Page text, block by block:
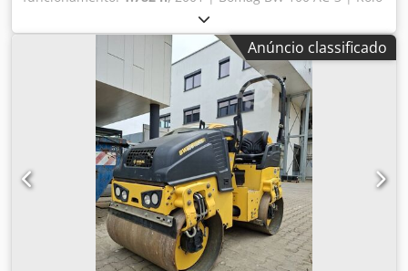
Compactador Combinado Usado | 1782 horas 📍
Localização: França 🚛 Entrega disponível ao seu destino –
Utilize nossa calculadora de frete para estimar os custos
de transporte! 💰 Compre agora por EUR 6.500 ou faça uma
oferta. Pagamento na entrega disponível com uma taxa
acessível (sujeito à aprovação)* Codpszcp Sgofx Aipsrf 👷‍♂️
Inspecionado por um especialista independente 41 pontos
de inspeção, 36 aprovados ✅ 5 com observações ℹ️ 0 falhas
críticas ⚠️ 📌 Comentário do inspetor: A máquina está
mecanicamente saudável e operacional, porém necessita
de alguns pequenos reparos antes de ser colocada em
campo. Os principais problemas funcionais são uma
bomba d’água avariada (sistema de irrigação), um
vazamento em uma linha de combustível e vazamentos
Anúncio classificado